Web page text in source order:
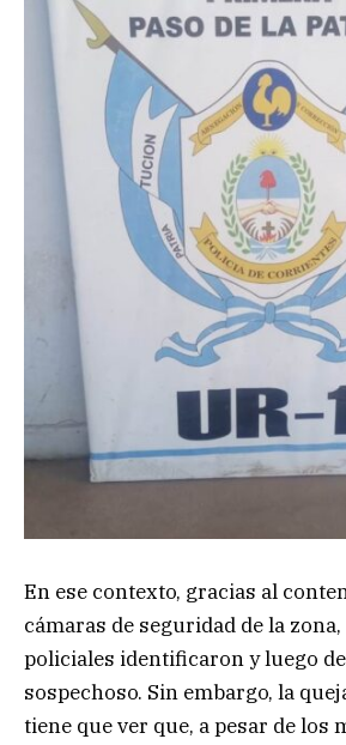
En ese contexto, gracias al
cámaras de seguridad de la
policiales identificaron y luego
sospechoso. Sin embargo, la
tiene que ver que, a pesar de los